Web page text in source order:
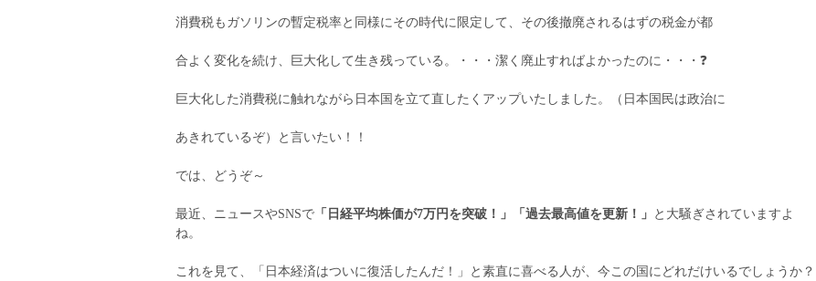
消費税もガソリンの暫定税率と同様にその時代に限定して、その後撤廃されるはずの税金が都
合よく変化を続け、巨大化して生き残っている。・・・潔く廃止すればよかったのに・・・❓
巨大化した消費税に触れながら日本国を立て直したくアップいたしました。（日本国民は政治に
あきれているぞ）と言いたい！！
では、どうぞ～
最近、ニュースやSNSで 「日経平均株価が7万円を突破！」「過去最高値を更新！」 と大騒ぎされていますよ
ね。
これを見て、「日本経済はついに復活したんだ！」と素直に喜べる人が、今この国にどれだけいるでしょうか？